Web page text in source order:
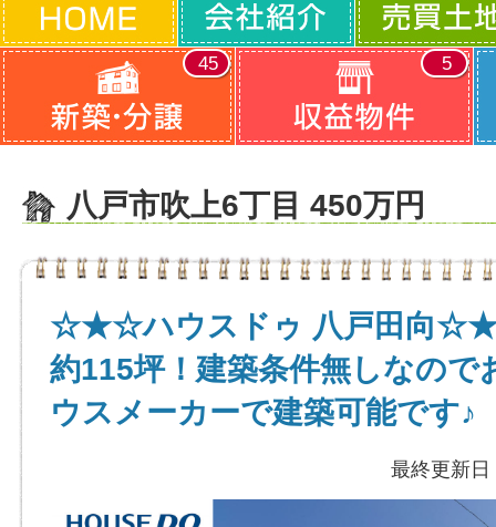
45 5
八戸市吹上6丁目 450万円
☆★☆ハウスドゥ 八戸田向
約115坪！建築条件無しなので
ウスメーカーで建築可能です♪
最終更新